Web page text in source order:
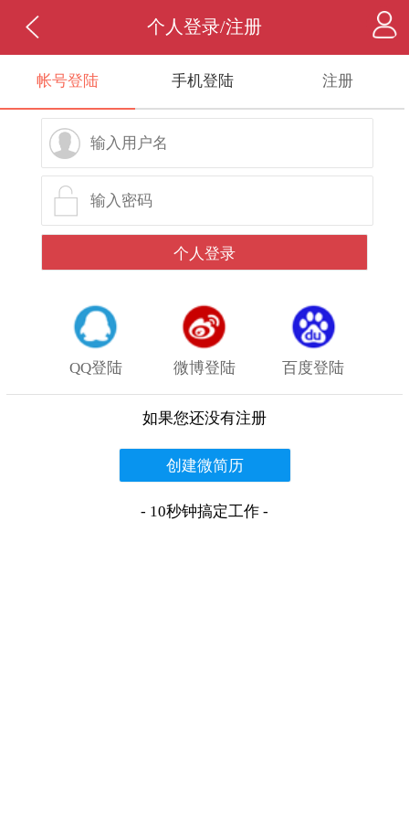
个人登录/注册
帐号登陆 手机登陆 注册
QQ登陆 微博登陆 百度登陆
如果您还没有注册
创建微简历
- 10秒钟搞定工作 -